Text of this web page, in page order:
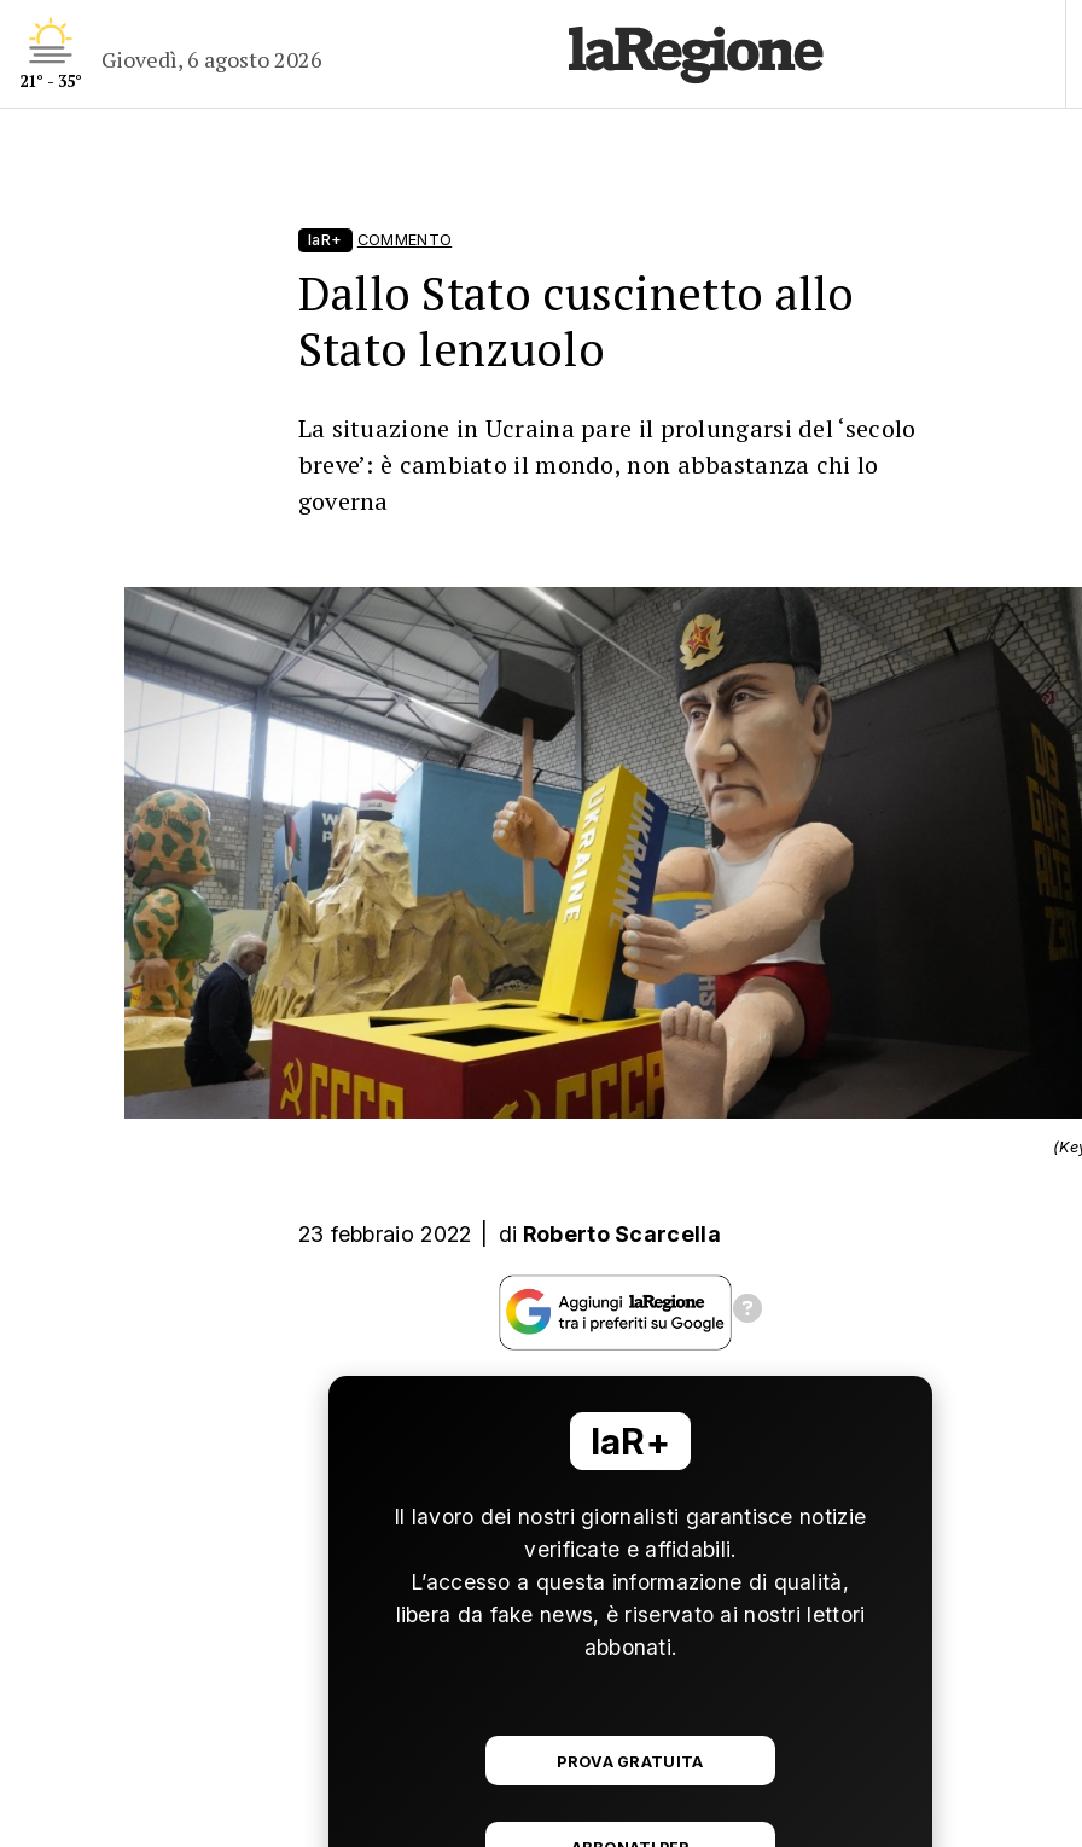
21° - 35°
Giovedì, 6 agosto 2026
laR+ COMMENTO
Dallo Stato cuscinetto allo
Stato lenzuolo
La situazione in Ucraina pare il prolungarsi del ‘secolo
breve’: è cambiato il mondo, non abbastanza chi lo
governa
23 febbraio 2022 di Roberto Scarcella
laR+
Il lavoro dei nostri giornalisti garantisce notizie
verificate e affidabili.
L’accesso a questa informazione di qualità,
libera da fake news, è riservato ai nostri lettori
abbonati.
PROVA GRATUITA